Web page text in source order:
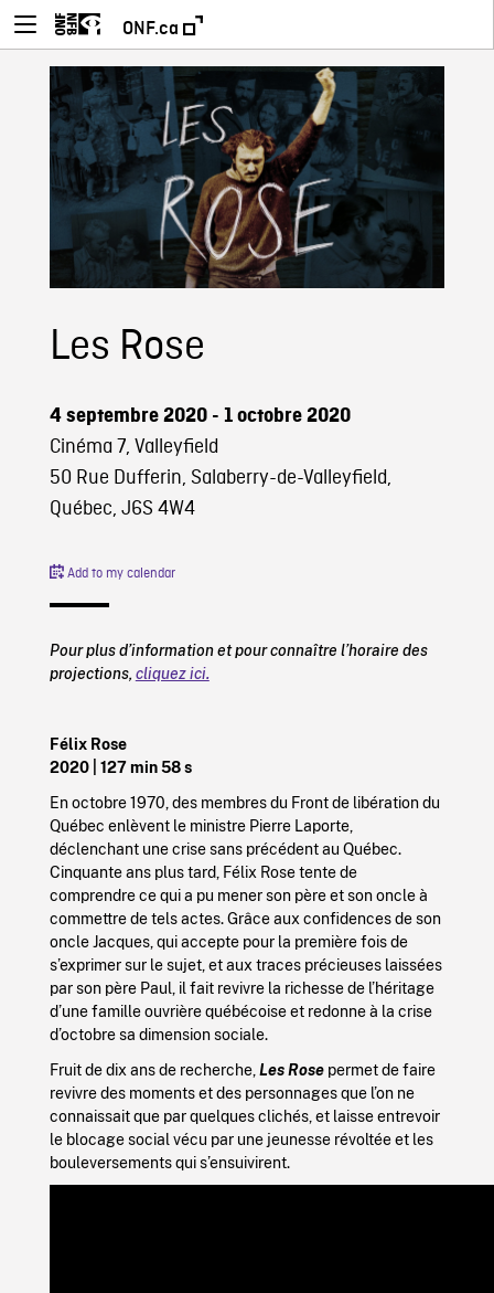
ONF.ca
Les Rose
4 septembre 2020 - 1 octobre 2020
Cinéma 7, Valleyfield
50 Rue Dufferin, Salaberry-de-Valleyfield,
Québec, J6S 4W4
Add to my calendar
Pour plus d’information et pour connaître l’horaire des
projections, cliquez ici.
Félix Rose
2020 | 127 min 58 s
En octobre 1970, des membres du Front de libération du
Québec enlèvent le ministre Pierre Laporte,
déclenchant une crise sans précédent au Québec.
Cinquante ans plus tard, Félix Rose tente de
comprendre ce qui a pu mener son père et son oncle à
commettre de tels actes. Grâce aux confidences de son
oncle Jacques, qui accepte pour la première fois de
s’exprimer sur le sujet, et aux traces précieuses laissées
par son père Paul, il fait revivre la richesse de l’héritage
d’une famille ouvrière québécoise et redonne à la crise
d’octobre sa dimension sociale.
Fruit de dix ans de recherche, Les Rose permet de faire
revivre des moments et des personnages que l’on ne
connaissait que par quelques clichés, et laisse entrevoir
le blocage social vécu par une jeunesse révoltée et les
bouleversements qui s’ensuivirent.